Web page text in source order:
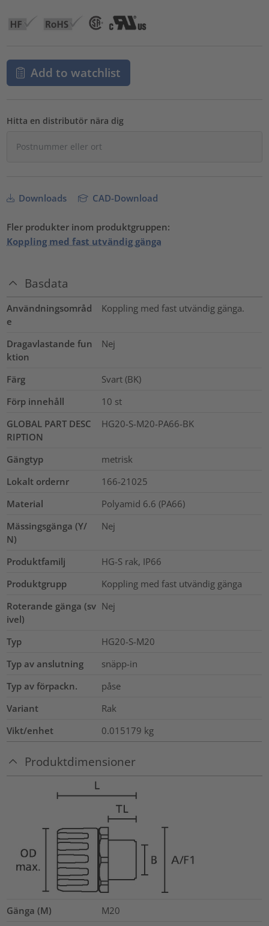
Add to watchlist
Hitta en distributör nära dig
Downloads CAD-Download
Fler produkter inom produktgruppen:
Koppling med fast utvändig gänga
Basdata
Användningsområd
e
Koppling med fast utvändig gänga.
Dragavlastande fun
ktion
Nej
Färg
Svart (BK)
Förp innehåll
10 st
GLOBAL PART DESC
RIPTION
HG20-S-M20-PA66-BK
Gängtyp
metrisk
Lokalt ordernr
166-21025
Material
Polyamid 6.6 (PA66)
Mässingsgänga (Y/
N)
Nej
Produktfamilj
HG-S rak, IP66
Produktgrupp
Koppling med fast utvändig gänga
Roterande gänga (sv
ivel)
Nej
Typ
HG20-S-M20
Typ av anslutning
snäpp-in
Typ av förpackn.
påse
Variant
Rak
Vikt/enhet
0.015179 kg
Produktdimensioner
Gänga (M) M20